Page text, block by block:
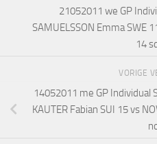
21052011 we GP
SAMUELSSON Emma SWE
14
VORIGE
14052011 me GP
KAUTER Fabian SUI 15 vs